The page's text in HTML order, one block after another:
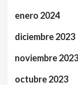
enero 2024
diciembre 2023
noviembre 2023
octubre 2023